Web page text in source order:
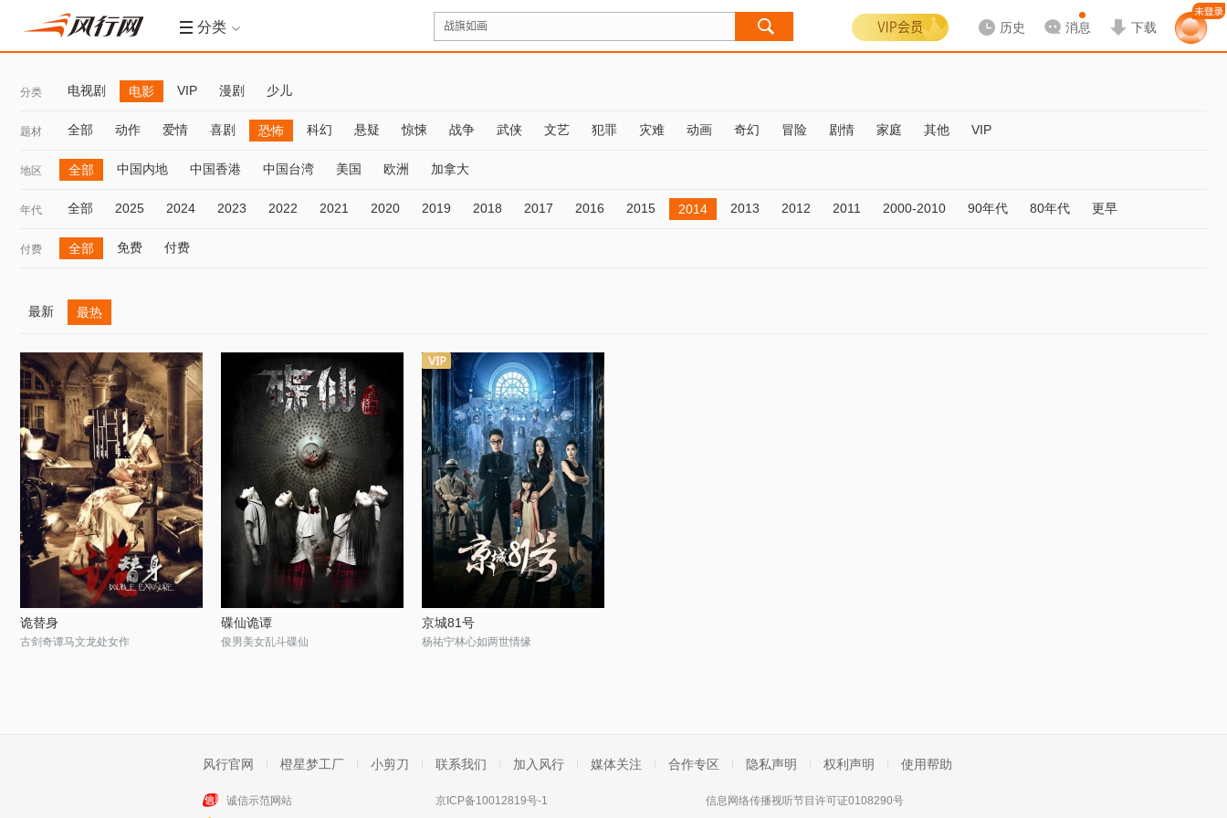
分类 历史 消息 下载
分类 电视剧 电影 VIP 漫剧 少儿
题材 全部 动作 爱情 喜剧 恐怖 科幻 悬疑 惊悚 战争 武侠 文艺 犯罪 灾难 动画 奇幻 冒险 剧情 家庭 其他 VIP
地区 全部 中国内地 中国香港 中国台湾 美国 欧洲 加拿大
年代 全部 2025 2024 2023 2022 2021 2020 2019 2018 2017 2016 2015 2014 2013 2012 2011 2000-2010 90年代 80年代 更早
付费 全部 免费 付费
最新 最热
诡替身
古剑奇谭马文龙处女作
碟仙诡谭
俊男美女乱斗碟仙
京城81号
杨祐宁林心如两世情缘
风行官网 橙星梦工厂 小剪刀 联系我们 加入风行 媒体关注 合作专区 隐私声明 权利声明 使用帮助
诚信示范网站 京ICP备10012819号-1 信息网络传播视听节目许可证0108290号